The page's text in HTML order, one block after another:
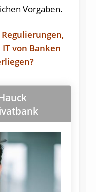
Vorgaben.
von Banken